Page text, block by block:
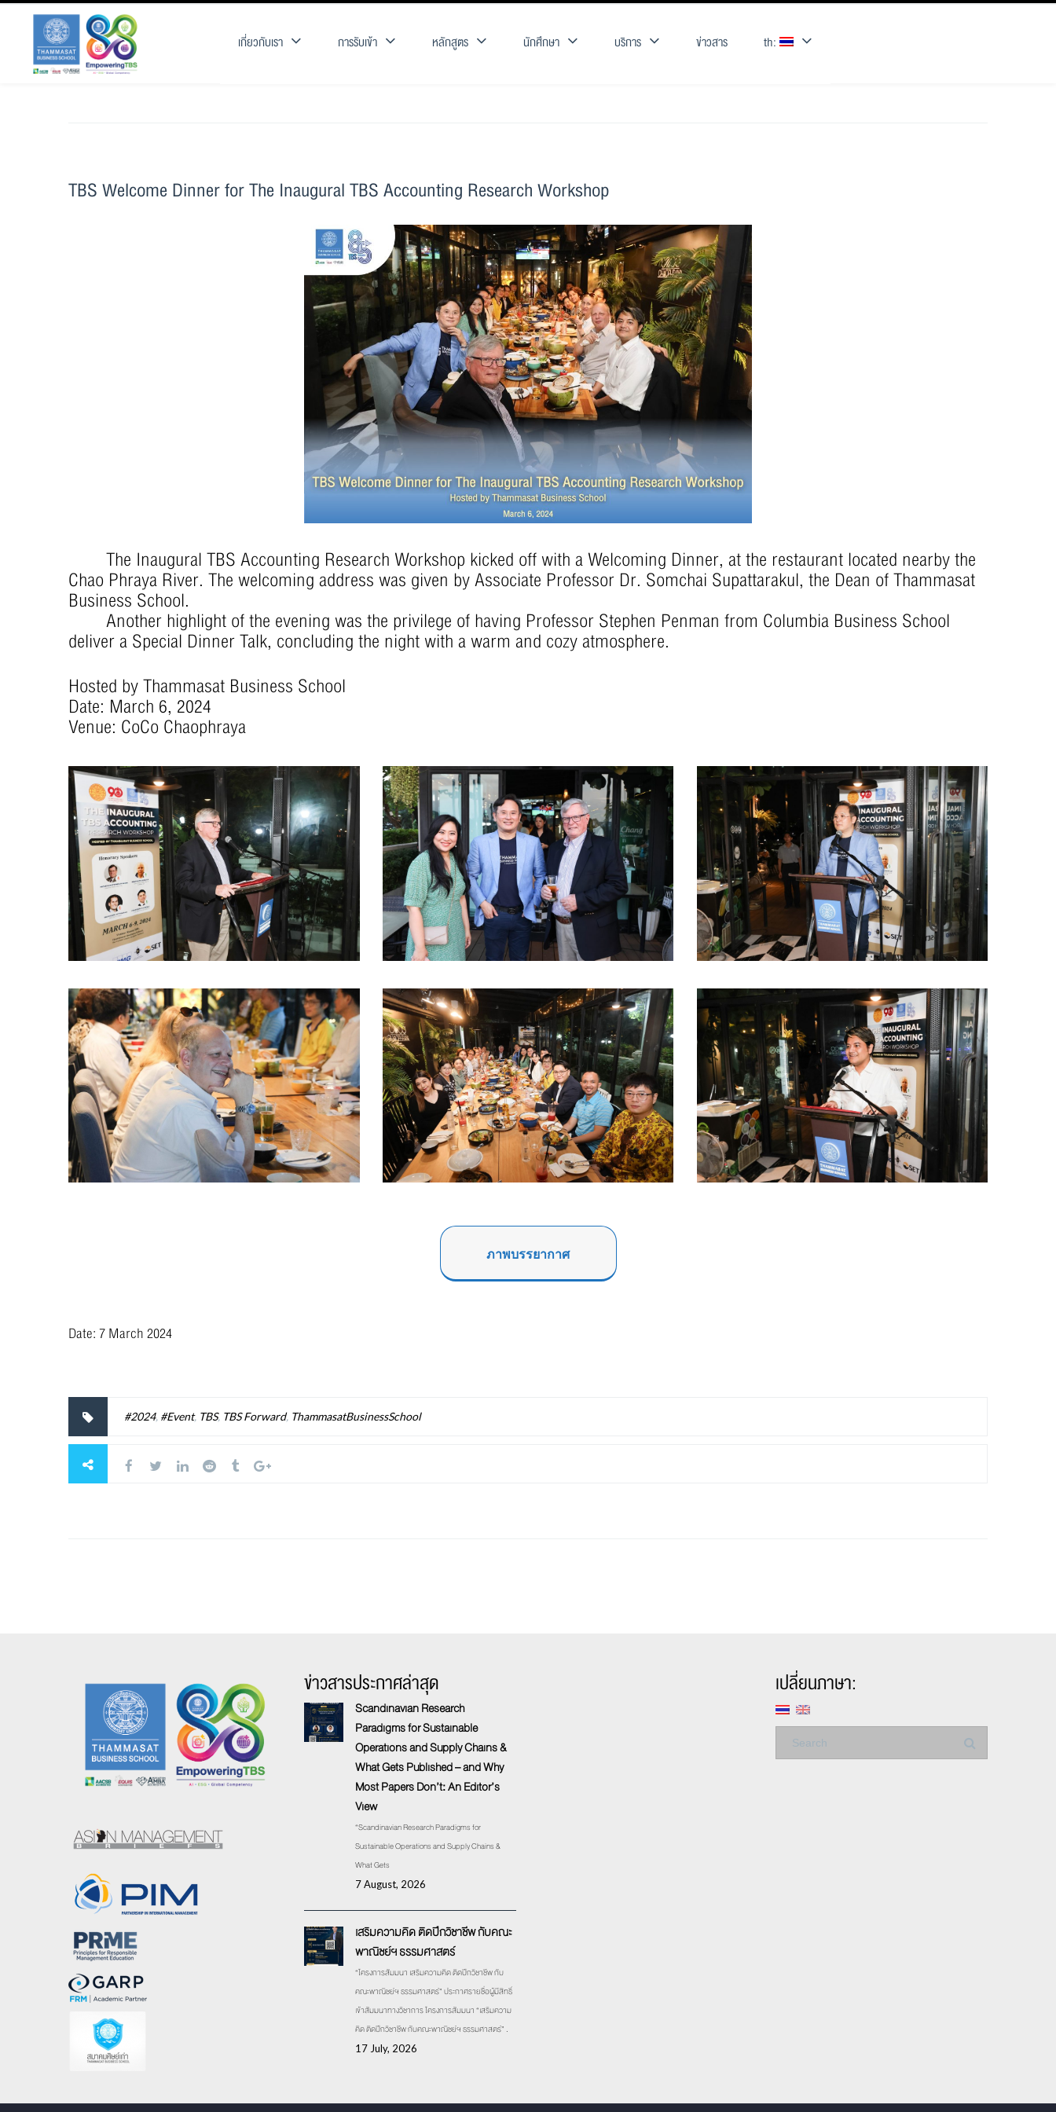
เกี่ยวกับเรา การรับเข้า หลักสูตร นักศึกษา บริการ ข่าวสาร th:
TBS Welcome Dinner for The Inaugural TBS Accounting Research Workshop
The Inaugural TBS Accounting Research Workshop kicked off with a Welcoming Dinner, at the restaurant located nearby the
Chao Phraya River. The welcoming address was given by Associate Professor Dr. Somchai Supattarakul, the Dean of Thammasat
Business School.
Another highlight of the evening was the privilege of having Professor Stephen Penman from Columbia Business School
deliver a Special Dinner Talk, concluding the night with a warm and cozy atmosphere.
Hosted by Thammasat Business School
Date: March 6, 2024
Venue: CoCo Chaophraya
ภาพบรรยากาศ
Date: 7 March 2024
#2024, #Event, TBS, TBS Forward, ThammasatBusinessSchool
ข่าวสารประกาศล่าสุด
Scandinavian Research
Paradigms for Sustainable
Operations and Supply Chains &
What Gets Published – and Why
Most Papers Don’t: An Editor’s
View
“Scandinavian Research Paradigms for
Sustainable Operations and Supply Chains &
What Gets
7 August, 2026
เสริมความคิด ติดปีกวิชาชีพ กับคณะ
พาณิชย์ฯ ธรรมศาสตร์
“โครงการสัมมนา เสริมความคิด ติดปีกวิชาชีพ กับ
คณะพาณิชย์ฯ ธรรมศาสตร์” ประกาศรายชื่อผู้มีสิทธิ์
เข้าสัมมนาทางวิชาการ โครงการสัมมนา “เสริมความ
คิด ติดปีกวิชาชีพ กับคณะพาณิชย์ฯ ธรรมศาสตร์” .
17 July, 2026
เปลี่ยนภาษา: